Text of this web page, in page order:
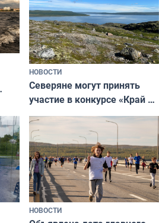
НОВОСТИ
Северяне могут принять
участие в конкурсе «Край у
северной границы: фотогид
по Печенгскому округу»
НОВОСТИ